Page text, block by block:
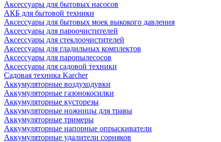
Аксессуары для бытовых насосов
АКБ для бытовой техники
Аксессуары для бытовых моек выкокого давления
Аксессуары для пароочистителей
Аксессуары для стеклоочистителей
Аксессуары для гладильных комплектов
Аксессуары для паропылесосов
Аксессуары для садовой техники
Садовая техника Karcher
Аккумуляторные воздуходувки
Аккумуляторные газонокосилки
Аккумуляторные кусторезы
Аккумуляторные ножницы для травы
Аккумуляторные тримеры
Аккумуляторные напорные опрыскиватели
Аккумуляторные удалители сорняков